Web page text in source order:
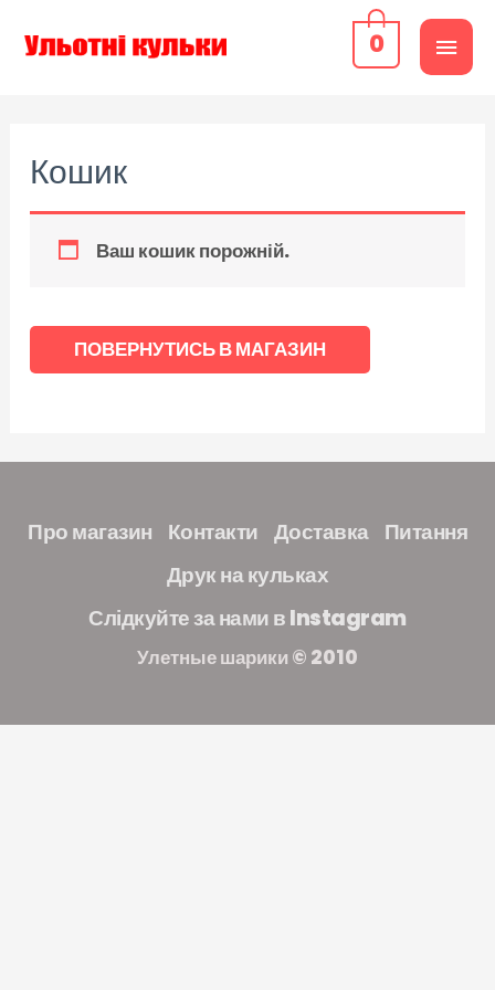
0
Кошик
Ваш кошик порожній.
ПОВЕРНУТИСЬ В МАГАЗИН
Про магазин Контакти Доставка Питання
Друк на кульках
Слідкуйте за нами в Instagram
Улетные шарики © 2010